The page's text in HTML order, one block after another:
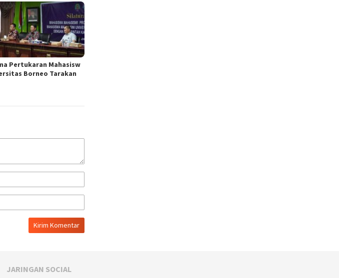
Pertukaran Mahasisw
Borneo Tarakan
JARINGAN SOCIAL